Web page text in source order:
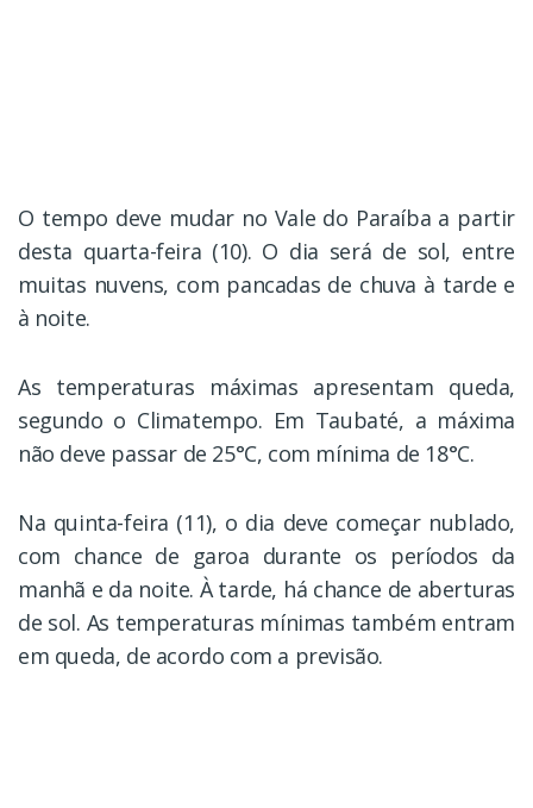
O tempo deve mudar no Vale do Paraíba a partir
desta quarta-feira (10). O dia será de sol, entre
muitas nuvens, com pancadas de chuva à tarde e
à noite.
As temperaturas máximas apresentam queda,
segundo o Climatempo. Em Taubaté, a máxima
não deve passar de 25°C, com mínima de 18°C.
Na quinta-feira (11), o dia deve começar nublado,
com chance de garoa durante os períodos da
manhã e da noite. À tarde, há chance de aberturas
de sol. As temperaturas mínimas também entram
em queda, de acordo com a previsão.